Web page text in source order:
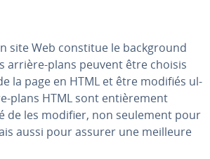
site Web constitue le back­ground
arrière-plans peuvent être choisis
la page en HTML et être modifiés ul­
plans HTML sont en­tiè­re­ment
de les modifier, non seulement pour
aussi pour assurer une meilleure